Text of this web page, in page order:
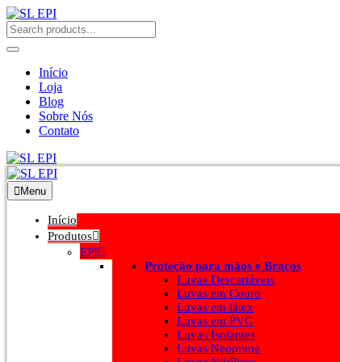
Início
Loja
Blog
Sobre Nós
Contato
Menu
Início
Produtos
EPI
Proteção para mãos e Braços
Luvas Descartáveis
Luvas em Couro
Luvas em látex
Luvas em PVC
Luvas Isolantes
Luvas Neoprene